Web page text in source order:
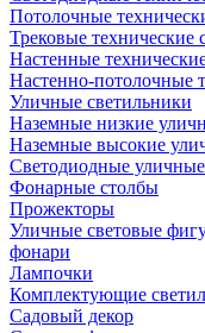
Потолочные
Трековые технические
Настенные
Настенно-потолочные
Уличные светильники
Наземные низкие
Наземные высокие
Светодиодные
Фонарные столбы
Прожекторы
Уличные световые
фонари
Лампочки
Комплектующие
Садовый декор